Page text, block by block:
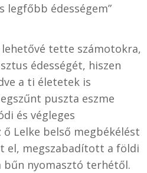
legfőbb édességem”
lehetővé tette számotokra,
édességét, hiszen
a ti életetek is
puszta eszme
és végleges
ő Lelke belső megbékélést
el, megszabadított a földi
bűn nyomasztó terhétől.